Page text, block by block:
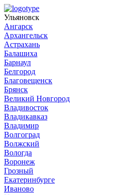
Ульяновск
Ангарск
Архангельск
Астрахань
Балашиха
Барнаул
Белгород
Благовещенск
Брянск
Великий Новгород
Владивосток
Владикавказ
Владимир
Волгоград
Волжский
Вологда
Воронеж
Грозный
Екатеринбурге
Иваново